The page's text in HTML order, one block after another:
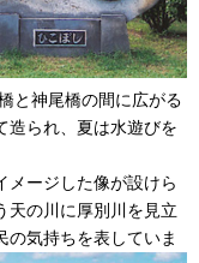
と神尾橋の間に広がる
造られ、夏は水遊びを
メージした像が設けら
天の川に厚別川を見立
の気持ちを表していま